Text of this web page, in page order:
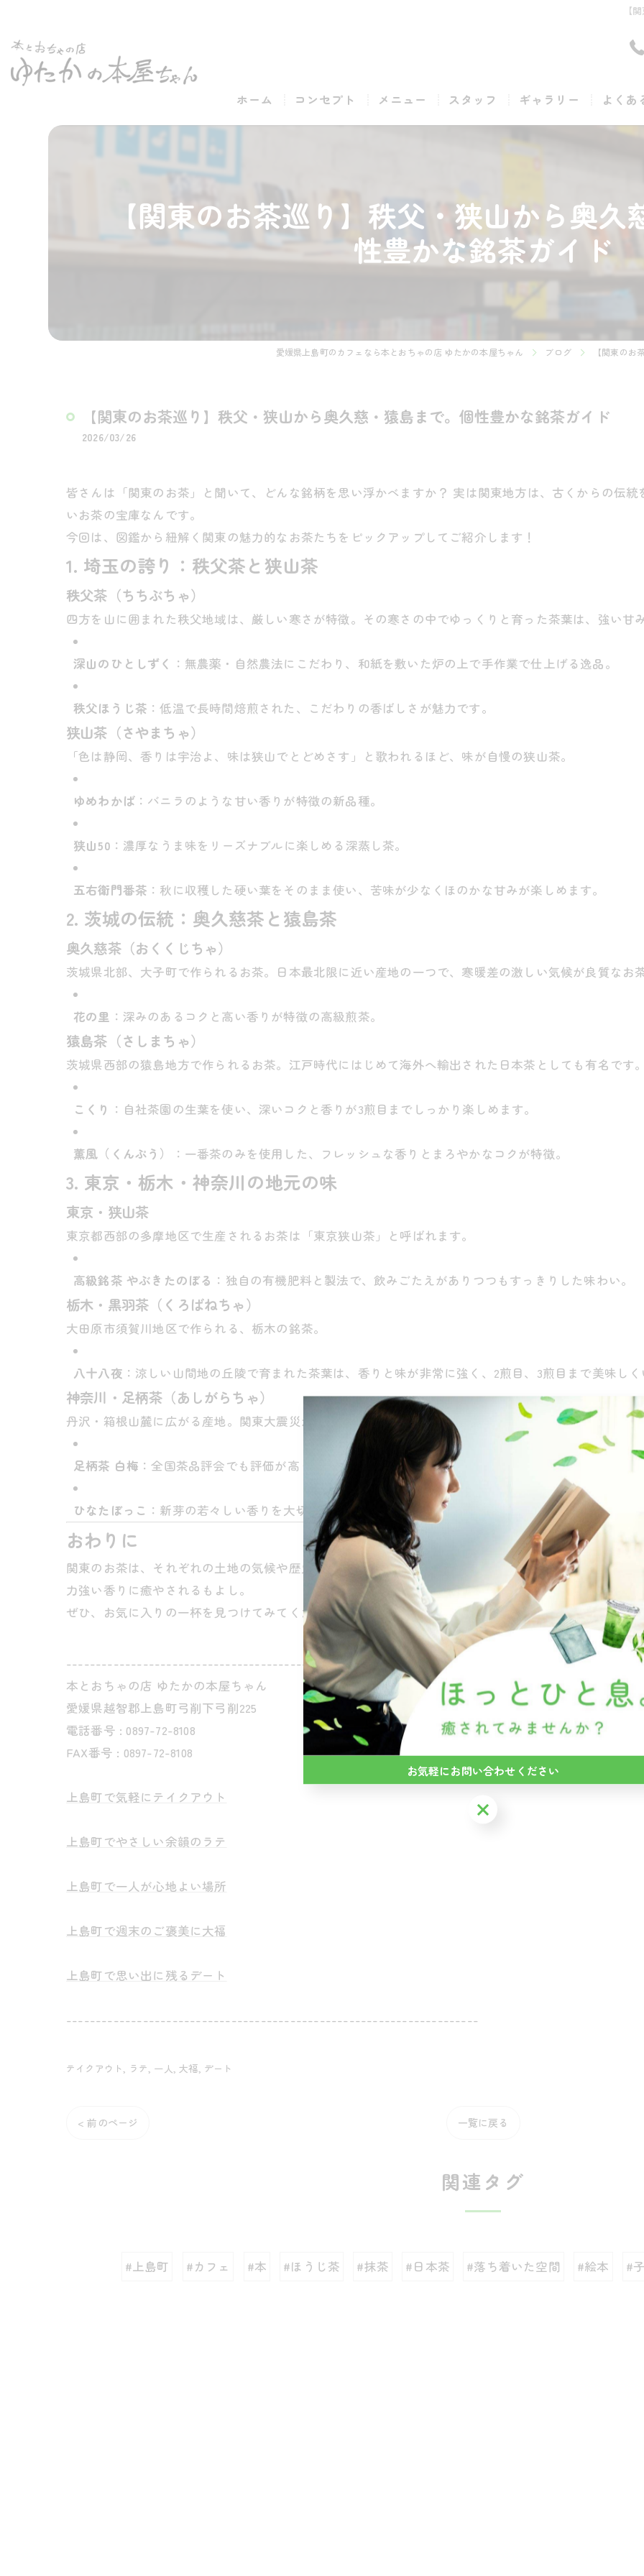
【
ホーム コンセプト メニュー スタッフ ギャラリー よくあ
【関東のお茶巡り】秩父・狭山から奥
性豊かな銘茶ガイド
愛媛県上島町のカフェなら本とおちゃの店 ゆたかの本屋ちゃん ブログ 【関東の
【関東のお茶巡り】秩父・狭山から奥久慈・猿島まで。個性豊かな銘茶ガイド
2026/03/26
皆さんは「関東のお茶」と聞いて、どんな銘柄を思い浮かべますか？ 実は関東地方は、古くからの伝
いお茶の宝庫なんです。
今回は、図鑑から紐解く関東の魅力的なお茶たちをピックアップしてご紹介します！
1. 埼玉の誇り：秩父茶と狭山茶
秩父茶（ちちぶちゃ）
四方を山に囲まれた秩父地域は、厳しい寒さが特徴。その寒さの中でゆっくりと育った茶葉は、強い甘
深山のひとしずく ：無農薬・自然農法にこだわり、和紙を敷いた炉の上で手作業で仕上げる逸品。
秩父ほうじ茶 ：低温で長時間焙煎された、こだわりの香ばしさが魅力です。
狭山茶（さやまちゃ）
「色は静岡、香りは宇治よ、味は狭山でとどめさす」と歌われるほど、味が自慢の狭山茶。
ゆめわかば ：バニラのような甘い香りが特徴の新品種。
狭山50 ：濃厚なうま味をリーズナブルに楽しめる深蒸し茶。
五右衛門番茶 ：秋に収穫した硬い葉をそのまま使い、苦味が少なくほのかな甘みが楽しめます。
2. 茨城の伝統：奥久慈茶と猿島茶
奥久慈茶（おくくじちゃ）
茨城県北部、大子町で作られるお茶。日本最北限に近い産地の一つで、寒暖差の激しい気候が良質なお
花の里 ：深みのあるコクと高い香りが特徴の高級煎茶。
猿島茶（さしまちゃ）
茨城県西部の猿島地方で作られるお茶。江戸時代にはじめて海外へ輸出された日本茶としても有名です。
こくり ：自社茶園の生葉を使い、深いコクと香りが3煎目までしっかり楽しめます。
薫風（くんぷう） ：一番茶のみを使用した、フレッシュな香りとまろやかなコクが特徴。
3. 東京・栃木・神奈川の地元の味
東京・狭山茶
東京都西部の多摩地区で生産されるお茶は「東京狭山茶」と呼ばれます。
高級銘茶 やぶきたのぼる ：独自の有機肥料と製法で、飲みごたえがありつつもすっきりした味わい。
栃木・黒羽茶（くろばねちゃ）
大田原市須賀川地区で作られる、栃木の銘茶。
八十八夜 ：涼しい山間地の丘陵で育まれた茶葉は、香りと味が非常に強く、2煎目、3煎目まで美味しく
神奈川・足柄茶（あしがらちゃ）
丹沢・箱根山麓に広がる産地。関東大震災からの産業復興として茶の種が配布された歴史を持ちます。
足柄茶 白梅 ：全国茶品評会でも評価が高く、甘みと渋みのバランスが絶妙。
ひなたぼっこ ：新芽の若々しい香りを大切にした、やさしい味わいの期間限定茶。
おわりに
関東のお茶は、それぞれの土地の気候や歴史が味に色濃く反映されています。 濃厚な「狭山火入れ」
力強い香りに癒やされるもよし。
ぜひ、お気に入りの一杯を見つけてみてくださいね！
----------------------------------------------------------------------
本とおちゃの店 ゆたかの本屋ちゃん
愛媛県越智郡上島町弓削下弓削225
電話番号 : 0897-72-8108
FAX番号 : 0897-72-8108
上島町で気軽にテイクアウト
上島町でやさしい余韻のラテ
上島町で一人が心地よい場所
上島町で週末のご褒美に大福
上島町で思い出に残るデート
----------------------------------------------------------------------
テイクアウト ラテ 一人 大福 デート
< 前のページ 一覧に戻る
関連タグ
#上島町 #カフェ #本 #ほうじ茶 #抹茶 #日本茶 #落ち着いた空間 #絵本 #
お気軽にお問い合わせください
お気軽にお問い合わせください